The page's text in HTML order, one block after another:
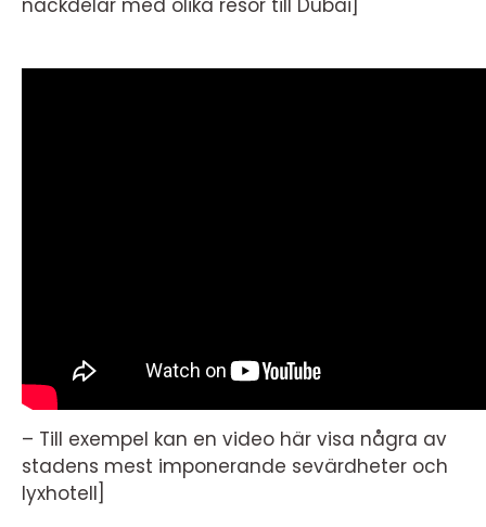
– Till exempel kan en video här visa några av
stadens mest imponerande sevärdheter och
lyxhotell]